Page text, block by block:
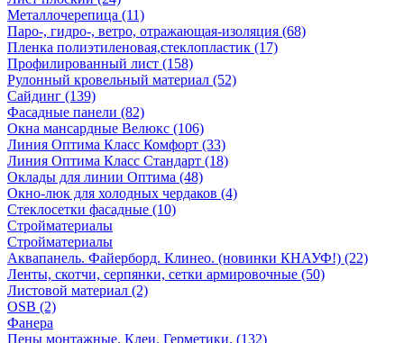
Металлочерепица (11)
Паро-, гидро-, ветро, отражающая-изоляция (68)
Пленка полиэтиленовая,стеклопластик (17)
Профилированный лист (158)
Рулонный кровельный материал (52)
Сайдинг (139)
Фасадные панели (82)
Окна мансардные Велюкс (106)
Линия Оптима Класс Комфорт (33)
Линия Оптима Класс Стандарт (18)
Оклады для линии Оптима (48)
Окно-люк для холодных чердаков (4)
Стеклосетки фасадные (10)
Стройматериалы
Стройматериалы
Аквапанель. Файерборд. Клинео. (новинки КНАУФ!) (22)
Ленты, скотчи, серпянки, сетки армировочные (50)
Листовой материал (2)
OSB (2)
Фанера
Пены монтажные. Клеи. Герметики. (132)